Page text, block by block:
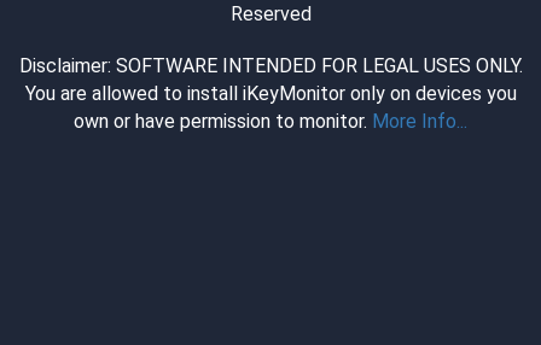
Reserved
Disclaimer: SOFTWARE INTENDED FOR LEGAL USES ONLY.
You are allowed to install iKeyMonitor only on devices you
own or have permission to monitor. More Info...